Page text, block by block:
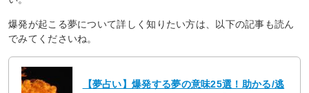
爆発が起こる夢について詳しく知りたい方は、以下の記事も読ん
でみてくださいね。
【夢占い】爆発する夢の意味25選！助かる/逃